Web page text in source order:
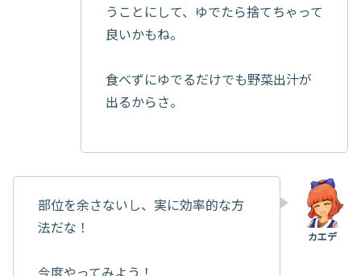
うことにして、ゆでたら捨てちゃって
良いかもね。
食べずにゆでるだけでも野菜出汁が
出るからさ。
部位を余さないし、実に効率的な方
法だな！
今度やってみよう！